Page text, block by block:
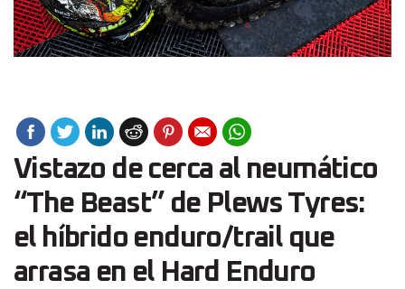
Vistazo de cerca al neumático
“The Beast” de Plews Tyres:
el híbrido enduro/trail que
arrasa en el Hard Enduro